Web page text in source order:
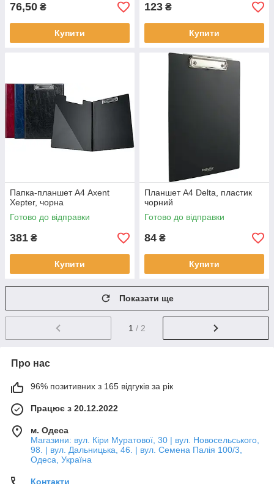
76,50 ₴
Купити
123 ₴
Купити
Папка-планшет А4 Axent
Xepter, чорна
Готово до відправки
381 ₴
Купити
Планшет А4 Delta, пластик
чорний
Готово до відправки
84 ₴
Купити
Показати ще
1 / 2
Про нас
96% позитивних з 165 відгуків за рік
Працює з 20.12.2022
м. Одеса
Магазини: вул. Кіри Муратової, 30 | вул. Новосельського,
98. | вул. Дальницька, 46. | вул. Семена Палія 100/3,
Одеса, Україна
Контакти